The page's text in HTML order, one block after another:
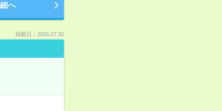
へ
掲載日：2026.07.30